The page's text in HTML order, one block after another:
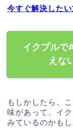
今すぐ解決した
イクプル
えな
もしかしたら、
味があって、イ
みているのかも